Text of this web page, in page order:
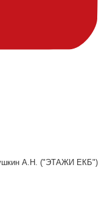
А.Н. ("ЭТАЖИ ЕКБ")